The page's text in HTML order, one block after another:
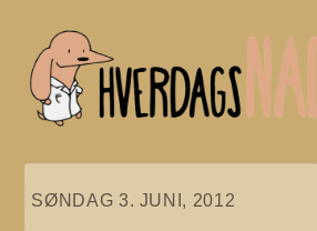
content
SØNDAG 3. JUNI, 2012